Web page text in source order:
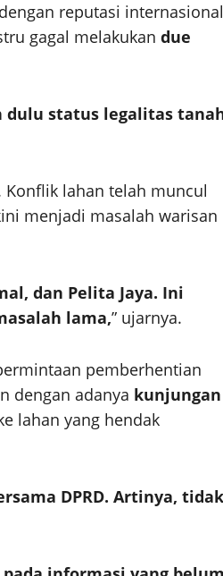
reputasi internasional
gagal melakukan due
dulu status legalitas
Konflik lahan telah muncul
menjadi masalah warisan
dan Pelita Jaya. Ini
lama,” ujarnya.
pemberhentian
dengan adanya kunjungan
lahan yang hendak
DPRD. Artinya, tidak